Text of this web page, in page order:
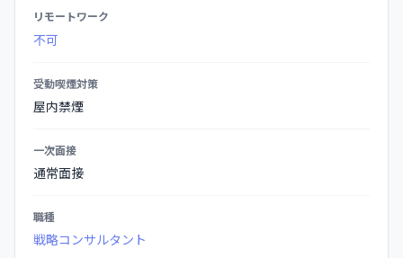
リモートワーク
不可
受動喫煙対策
屋内禁煙
一次面接
通常面接
職種
戦略コンサルタント